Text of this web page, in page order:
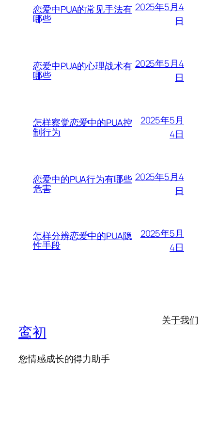
恋爱中PUA的常见手法有
哪些
2025年5月4
日
恋爱中PUA的心理战术有
哪些
2025年5月4
日
怎样察觉恋爱中的PUA控
制行为
2025年5月
4日
恋爱中的PUA行为有哪些
危害
2025年5月4
日
怎样分辨恋爱中的PUA隐
性手段
2025年5月
4日
鸾初
您情感成长的得力助手
关于我们